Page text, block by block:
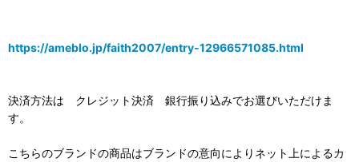
https://ameblo.jp/faith2007/entry-12966571085.html
決済方法は クレジット決済 銀行振り込みでお選びいただけま
す。
こちらのブランドの商品はブランドの意向によりネット上によるカ